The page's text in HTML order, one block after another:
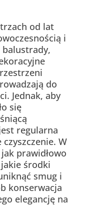
od lat
i
balustrady,
do
Jednak, aby
się
regularna
W
prawidłowo
środki
smug i
konserwacja
elegancję na